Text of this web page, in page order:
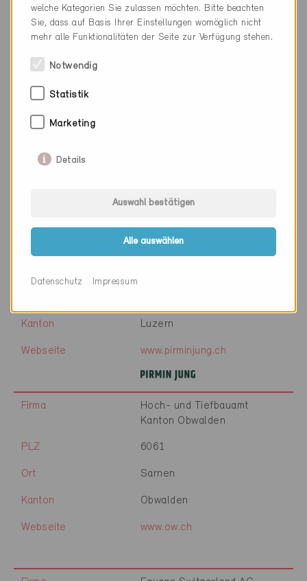
Webseite www.renggli.swiss
Kanton
PIRMIN JUNG Schweiz AG
Kanton Luzern
Webseite www.pirminjung.ch
Firma
Hoch- und Tiefbauamt
Kanton Obwalden
PLZ 6061
Ort Sarnen
Kanton Obwalden
Webseite www.ow.ch
welche Kategorien Sie zulassen möchten. Bitte beachten
Sie, dass auf Basis Ihrer Einstellungen womöglich nicht
mehr alle Funktionalitäten der Seite zur Verfügung stehen.
Notwendig
Statistik
Marketing
Details
Auswahl bestätigen
Alle auswählen
Datenschutz Impressum